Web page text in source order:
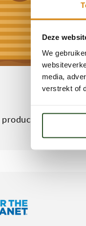
Deze
We
media,
verstrekt of